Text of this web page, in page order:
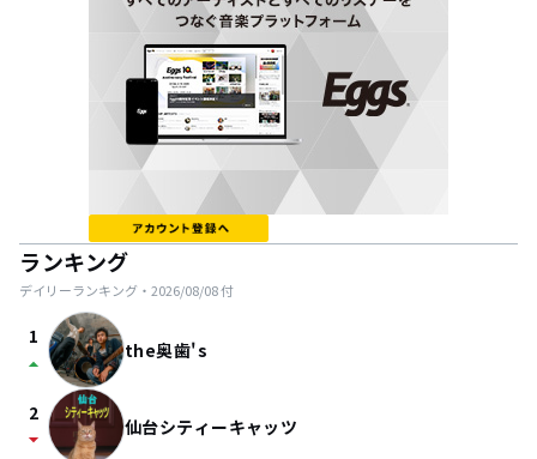
ランキング
デイリーランキング・ 2026/08/08付
1
arrow_drop_up the奥歯's
2
arrow_drop_down 仙台シティーキャッツ